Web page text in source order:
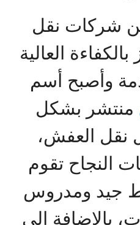
شركات نقل
بالكفاءة العالية
وأصبح أسم
منتشر بشكل
نقل العفش،
النجاح تقوم
جيد ومدروس
بالإضافة إلى